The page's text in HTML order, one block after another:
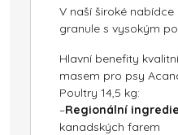
V naší široké
granule s vysokým
Hlavní benefity
masem pro psy
Poultry 14,5 kg:
–Regionální
kanadských farem